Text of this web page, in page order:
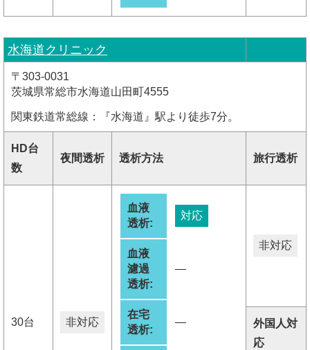
水海道クリニック
〒303-0031
茨城県常総市水海道山田町4555
関東鉄道常総線：『水海道』駅より徒歩7分。
HD台
数
夜間透析 透析方法 旅行透析
30台 非対応
血液
透析:
対応
血液
濾過
透析:
―
在宅
透析:
―
非対応
外国人対
応